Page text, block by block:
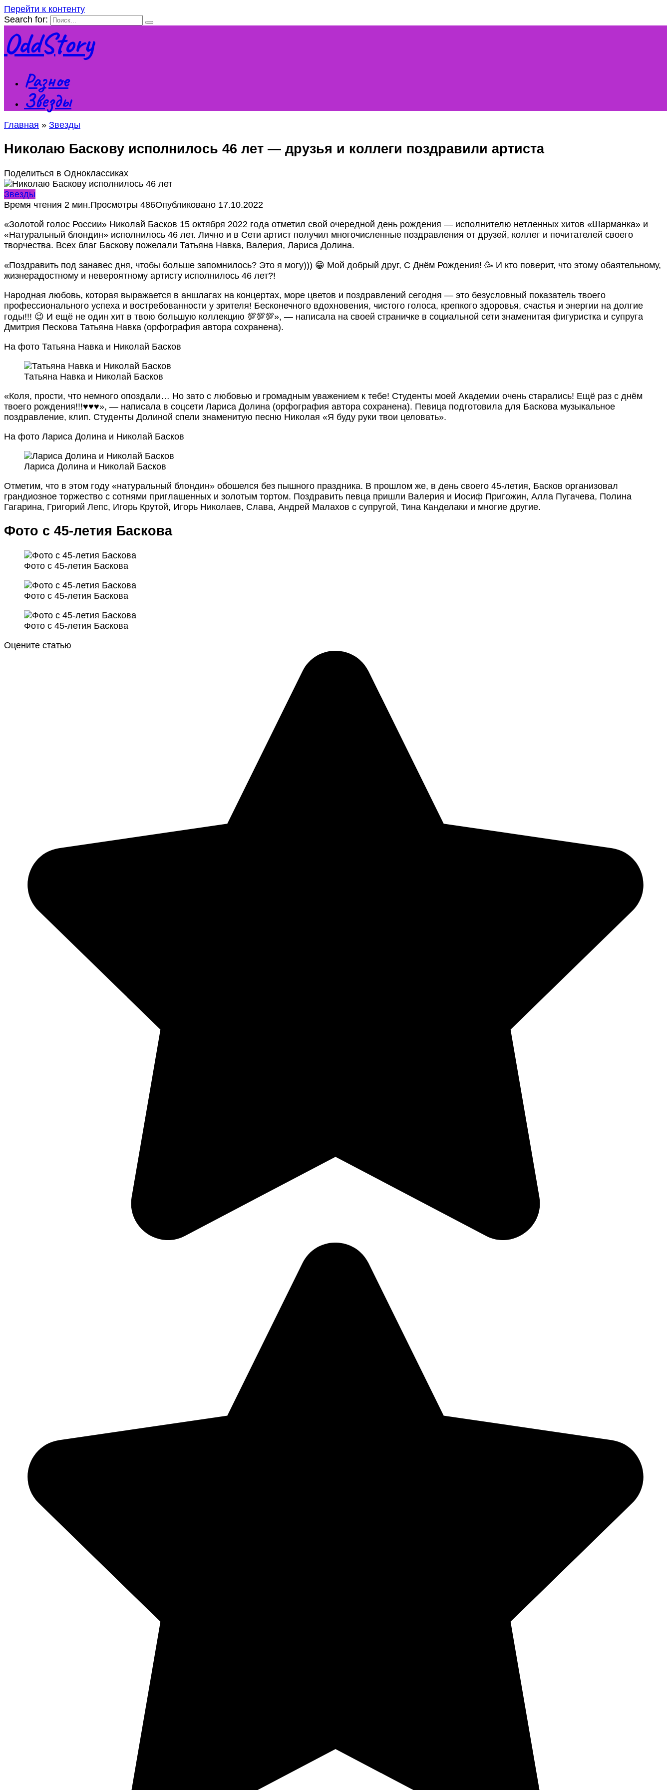
Перейти к контенту
Search for:
OddStory
Разное
Звезды
Главная » Звезды
Николаю Баскову исполнилось 46 лет — друзья и коллеги поздравили артиста
Поделиться в Одноклассиках
Звезды
Время чтения 2 мин.Просмотры 486Опубликовано 17.10.2022
«Золотой голос России» Николай Басков 15 октября 2022 года отметил свой очередной день рождения — исполнителю нетленных хитов «Шарманка» и
«Натуральный блондин» исполнилось 46 лет. Лично и в Сети артист получил многочисленные поздравления от друзей, коллег и почитателей своего
творчества. Всех благ Баскову пожелали Татьяна Навка, Валерия, Лариса Долина.
«Поздравить под занавес дня, чтобы больше запомнилось? Это я могу))) 😁 Мой добрый друг, С Днём Рождения! 🥳 И кто поверит, что этому обаятельному,
жизнерадостному и невероятному артисту исполнилось 46 лет?!
Народная любовь, которая выражается в аншлагах на концертах, море цветов и поздравлений сегодня — это безусловный показатель твоего
профессионального успеха и востребованности у зрителя! Бесконечного вдохновения, чистого голоса, крепкого здоровья, счастья и энергии на долгие
годы!!! 😉 И ещё не один хит в твою большую коллекцию 💯💯💯», — написала на своей страничке в социальной сети знаменитая фигуристка и супруга
Дмитрия Пескова Татьяна Навка (орфография автора сохранена).
На фото Татьяна Навка и Николай Басков
Татьяна Навка и Николай Басков
«Коля, прости, что немного опоздали… Но зато с любовью и громадным уважением к тебе! Студенты моей Академии очень старались! Ещё раз с днём
твоего рождения!!!♥️♥️♥️», — написала в соцсети Лариса Долина (орфография автора сохранена). Певица подготовила для Баскова музыкальное
поздравление, клип. Студенты Долиной спели знаменитую песню Николая «Я буду руки твои целовать».
На фото Лариса Долина и Николай Басков
Лариса Долина и Николай Басков
Отметим, что в этом году «натуральный блондин» обошелся без пышного праздника. В прошлом же, в день своего 45-летия, Басков организовал
грандиозное торжество с сотнями приглашенных и золотым тортом. Поздравить певца пришли Валерия и Иосиф Пригожин, Алла Пугачева, Полина
Гагарина, Григорий Лепс, Игорь Крутой, Игорь Николаев, Слава, Андрей Малахов с супругой, Тина Канделаки и многие другие.
Фото с 45-летия Баскова
Фото с 45-летия Баскова
Фото с 45-летия Баскова
Фото с 45-летия Баскова
Оцените статью